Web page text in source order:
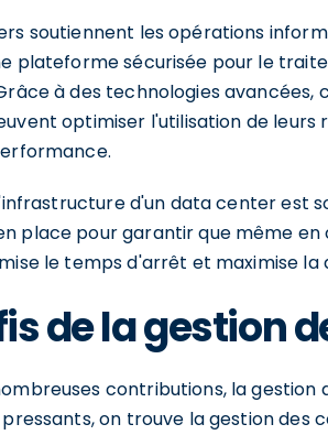
soutiennent les opérations
plateforme sécurisée pour le
à des technologies
optimiser l'utilisation de leurs
d'un data center est
place pour garantir que même
le temps d'arrêt et maximise la
de la gestion
contributions, la
on trouve la gestion des